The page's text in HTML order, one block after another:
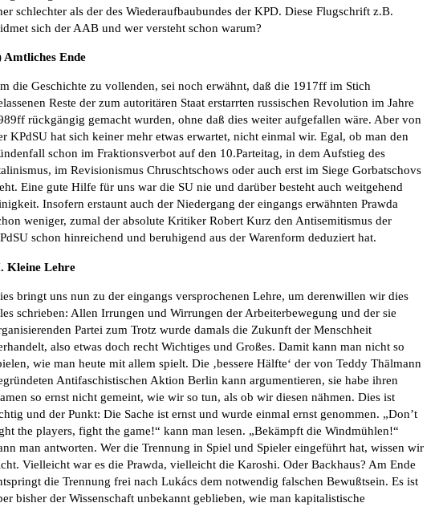
schlechter als der des Wiederaufbaubundes der KPD. Diese Flugschrift z.B.
sich der AAB und wer versteht schon warum?
Amtliches Ende
die Geschichte zu vollenden, sei noch erwähnt, daß die 1917ff im Stich
Reste der zum autoritären Staat erstarrten russischen Revolution im Jahre
rückgängig gemacht wurden, ohne daß dies weiter aufgefallen wäre. Aber von
KPdSU hat sich keiner mehr etwas erwartet, nicht einmal wir. Egal, ob man den
schon im Fraktionsverbot auf den 10.Parteitag, in dem Aufstieg des
im Revisionismus Chruschtschows oder auch erst im Siege Gorbatschovs
Eine gute Hilfe für uns war die SU nie und darüber besteht auch weitgehend
Insofern erstaunt auch der Niedergang der eingangs erwähnten Prawda
weniger, zumal der absolute Kritiker Robert Kurz den Antisemitismus der
schon hinreichend und beruhigend aus der Warenform deduziert hat.
Kleine Lehre
bringt uns nun zu der eingangs versprochenen Lehre, um derenwillen wir dies
schrieben: Allen Irrungen und Wirrungen der Arbeiterbewegung und der sie
Partei zum Trotz wurde damals die Zukunft der Menschheit
also etwas doch recht Wichtiges und Großes. Damit kann man nicht so
wie man heute mit allem spielt. Die ‚bessere Hälfte‘ der von Teddy Thälmann
Antifaschistischen Aktion Berlin kann argumentieren, sie habe ihren
so ernst nicht gemeint, wie wir so tun, als ob wir diesen nähmen. Dies ist
und der Punkt: Die Sache ist ernst und wurde einmal ernst genommen. „Don’t
the players, fight the game!“ kann man lesen. „Bekämpft die Windmühlen!“
man antworten. Wer die Trennung in Spiel und Spieler eingeführt hat, wissen wir
Vielleicht war es die Prawda, vielleicht die Karoshi. Oder Backhaus? Am Ende
die Trennung frei nach Lukács dem notwendig falschen Bewußtsein. Es ist
bisher der Wissenschaft unbekannt geblieben, wie man kapitalistische